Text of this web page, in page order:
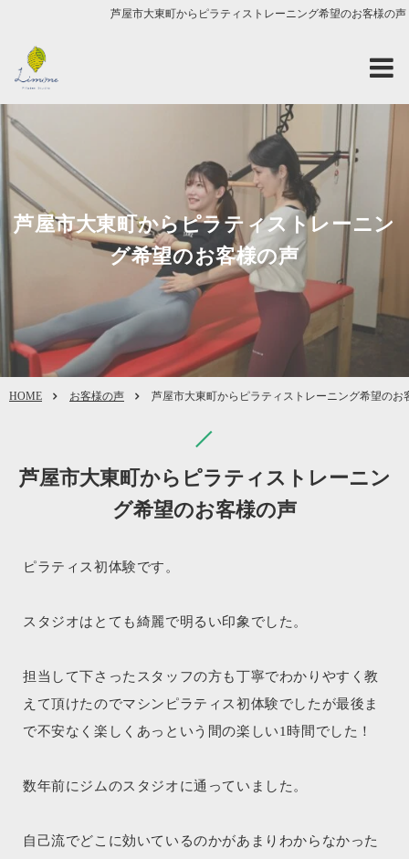
芦屋市大東町からピラティストレーニング希望のお客様の声
芦屋市大東町からピラティストレーニン
グ希望のお客様の声
HOME お客様の声 芦屋市大東町からピラティストレーニング希望のお
芦屋市大東町からピラティストレーニン
グ希望のお客様の声
ピラティス初体験です。
スタジオはとても綺麗で明るい印象でした。
担当して下さったスタッフの方も丁寧でわかりやすく教
えて頂けたのでマシンピラティス初体験でしたが最後ま
で不安なく楽しくあっという間の楽しい1時間でした！
数年前にジムのスタジオに通っていました。
自己流でどこに効いているのかがあまりわからなかった